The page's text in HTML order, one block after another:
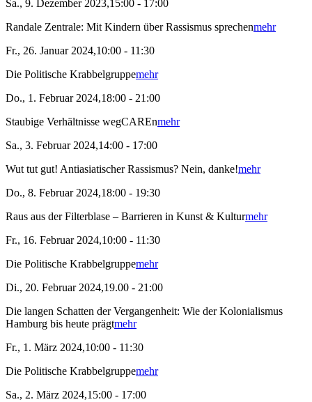
Sa., 9. Dezember 2023,15:00 - 17:00
Randale Zentrale: Mit Kindern über Rassismus sprechenmehr
Fr., 26. Januar 2024,10:00 - 11:30
Die Politische Krabbelgruppemehr
Do., 1. Februar 2024,18:00 - 21:00
Staubige Verhältnisse wegCAREnmehr
Sa., 3. Februar 2024,14:00 - 17:00
Wut tut gut! Antiasiatischer Rassismus? Nein, danke!mehr
Do., 8. Februar 2024,18:00 - 19:30
Raus aus der Filterblase – Barrieren in Kunst & Kulturmehr
Fr., 16. Februar 2024,10:00 - 11:30
Die Politische Krabbelgruppemehr
Di., 20. Februar 2024,19.00 - 21:00
Die langen Schatten der Vergangenheit: Wie der Kolonialismus
Hamburg bis heute prägtmehr
Fr., 1. März 2024,10:00 - 11:30
Die Politische Krabbelgruppemehr
Sa., 2. März 2024,15:00 - 17:00